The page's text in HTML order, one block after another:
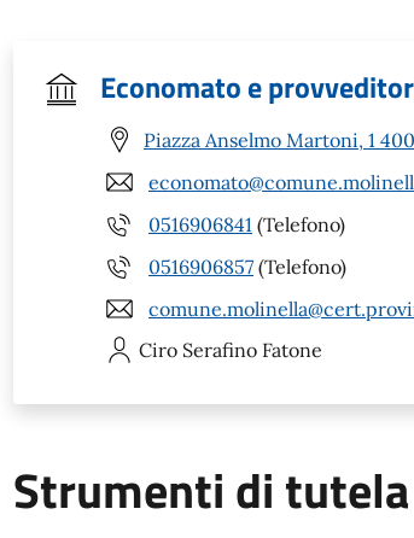
Economato e
Piazza Anselmo Martoni, 1
0516906841 (Telefono)
0516906857 (Telefono)
Ciro Serafino Fatone
Strumenti di tutela